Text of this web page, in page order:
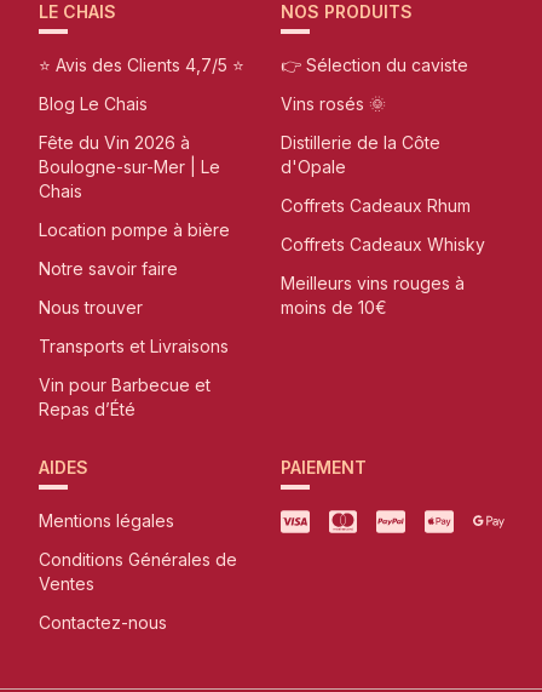
LE CHAIS
⭐ Avis des Clients 4,7/5 ⭐
Blog Le Chais
Fête du Vin 2026 à
Boulogne-sur-Mer | Le
Chais
Location pompe à bière
Notre savoir faire
Nous trouver
Transports et Livraisons
Vin pour Barbecue et
Repas d’Été
NOS PRODUITS
👉 Sélection du caviste
Vins rosés 🌞
Distillerie de la Côte
d'Opale
Coffrets Cadeaux Rhum
Coffrets Cadeaux Whisky
Meilleurs vins rouges à
moins de 10€
AIDES
Mentions légales
Conditions Générales de
Ventes
Contactez-nous
PAIEMENT